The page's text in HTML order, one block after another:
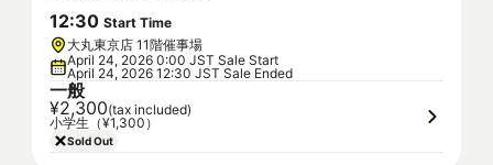
12:30 Start Time
大丸東京店 11階催事場
April 24, 2026 0:00 JST Sale Start
April 24, 2026 12:30 JST Sale Ended
一般
¥2,300(tax included)
小学生（¥1,300）
Sold Out